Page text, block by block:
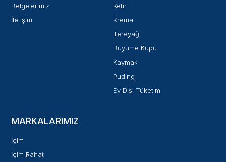
Belgelerimiz
İletişim
Kefir
Krema
Tereyağı
Büyüme Küpü
Kaymak
Puding
Ev Dışı Tüketim
MARKALARIMIZ
İçim
İçim Rahat